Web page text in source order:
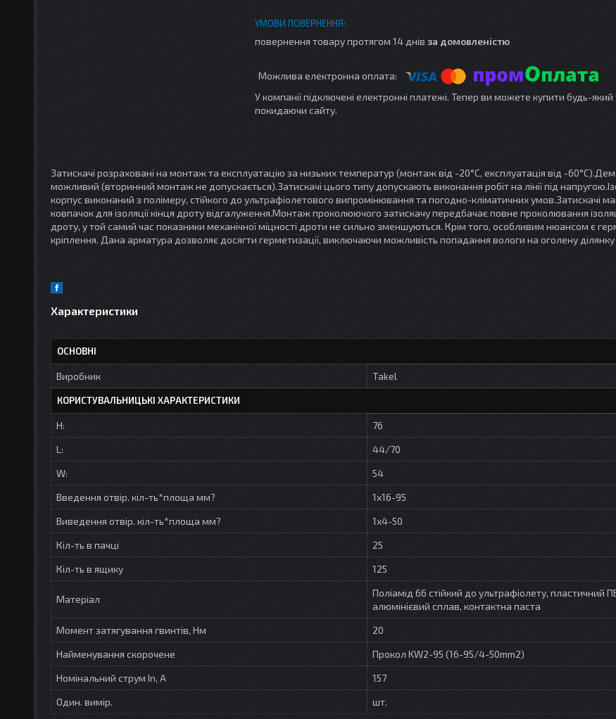
повернення товару протягом 14 днів за домовленістю
У компанії підключені електронні платежі. Тепер ви можете купити будь-
покидаючи сайту.
Затискачі розраховані на монтаж та експлуатацію за низьких температур (монтаж від -20°С, експлуатація від -
можливий (вторинний монтаж не допускається).Затискачі цього типу допускають виконання робіт на лінії під
корпус виконаний з полімеру, стійкого до ультрафіолетового випромінювання та погодно-кліматичних умов.Затискачі
ковпачок для ізоляції кінця дроту відгалуження.Монтаж проколюючого затискачу передбачає повне проколювання
дроту, у той самий час показники механічної міцності дроти не сильно зменшуються. Крім того, особливим нюансом є
кріплення. Дана арматура дозволяє досягти герметизації, виключаючи можливість попадання вологи на оголену ділянку
Характеристики
ОСНОВНІ
Виробник Takel
КОРИСТУВАЛЬНИЦЬКІ ХАРАКТЕРИСТИКИ
H:
76
L:
44/70
W:
54
Введення отвір. кіл-ть*площа мм?
1х16-95
Виведення отвір. кіл-ть*площа мм?
1х4-50
Кіл-ть в пачці
25
Кіл-ть в ящику
125
Матеріал
Поліамід 66 стійкий до ультрафіолету, пластичний
алюмінієвий сплав, контактна паста
Момент затягування гвинтів, Нм
20
Найменування скорочене
Прокол KW2-95 (16-95/4-50mm2)
Номінальний струм In, А
157
Один. вимір.
шт.